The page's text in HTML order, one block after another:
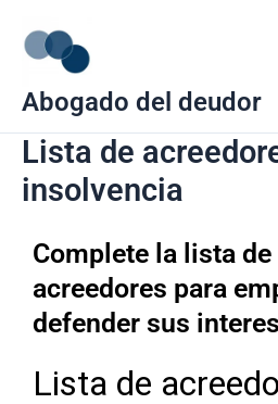
contenido
Abogado del deudor
Lista de
insolvencia
Complete la lista de
acreedores para
defender sus